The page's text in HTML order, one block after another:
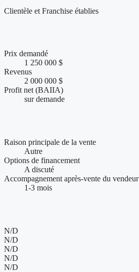
Clientèle et Franchise établies
Prix demandé
1 250 000 $
Revenus
2 000 000 $
Profit net (BAIIA)
sur demande
Raison principale de la vente
Autre
Options de financement
A discuté
Accompagnement après-vente du vendeur
1-3 mois
N/D
N/D
N/D
N/D
N/D